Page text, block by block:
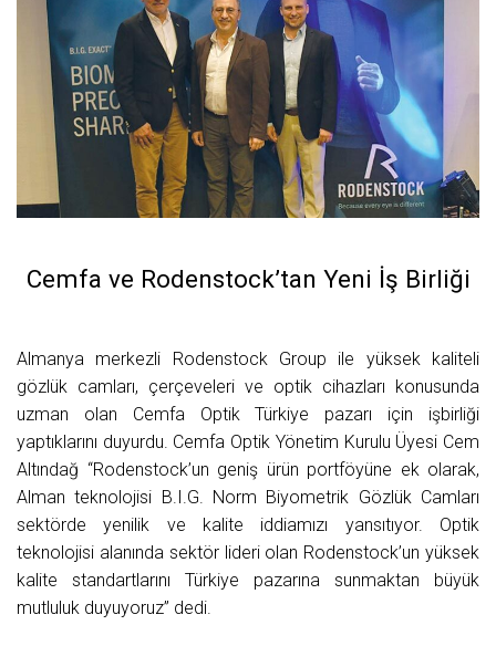
Cemfa ve Rodenstock’tan Yeni İş Birliği
Almanya merkezli Rodenstock Group ile yüksek kaliteli
gözlük camları, çerçeveleri ve optik cihazları konusunda
uzman olan Cemfa Optik Türkiye pazarı için işbirliği
yaptıklarını duyurdu. Cemfa Optik Yönetim Kurulu Üyesi Cem
Altındağ “Rodenstock’un geniş ürün portföyüne ek olarak,
Alman teknolojisi B.I.G. Norm Biyometrik Gözlük Camları
sektörde yenilik ve kalite iddiamızı yansıtıyor. Optik
teknolojisi alanında sektör lideri olan Rodenstock’un yüksek
kalite standartlarını Türkiye pazarına sunmaktan büyük
mutluluk duyuyoruz” dedi.